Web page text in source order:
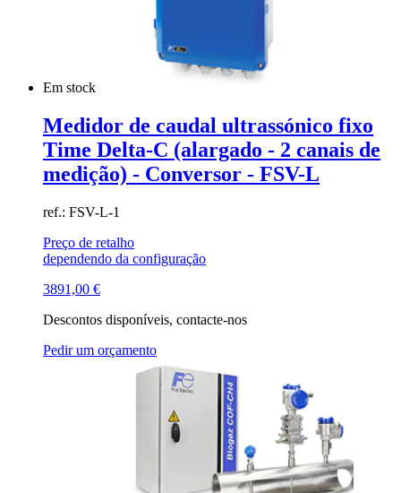
Em stock
Medidor de caudal ultrassónico fixo
Time Delta-C (alargado - 2 canais de
medição) - Conversor - FSV-L
ref.: FSV-L-1
Preço de retalho
dependendo da configuração
3891,00 €
Descontos disponíveis, contacte-nos
Pedir um orçamento